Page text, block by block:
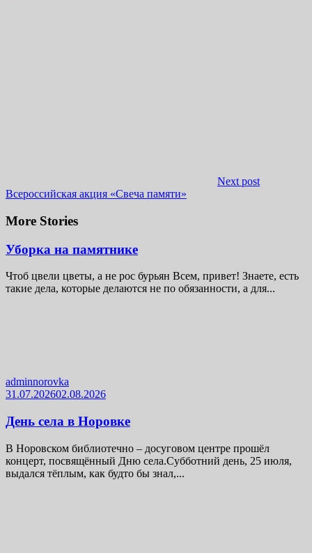
Next post
Всероссийская акция «Свеча памяти»
More Stories
Уборка на памятнике
Чтоб цвели цветы, а не рос бурьян Всем, привет! Знаете, есть
такие дела, которые делаются не по обязанности, а для...
adminnorovka
31.07.202602.08.2026
День села в Норовке
В Норовском библиотечно – досуговом центре прошёл
концерт, посвящённый Дню села.Субботний день, 25 июля,
выдался тёплым, как будто бы знал,...